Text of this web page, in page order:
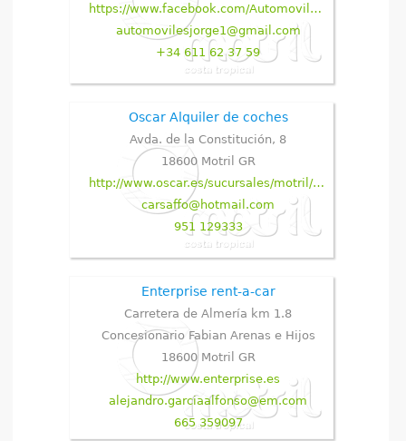
https://www.facebook.com/AutomovilesJorge/about
automovilesjorge1@gmail.com
+34 611 62 37 59
Oscar Alquiler de coches
Avda. de la Constitución, 8
18600 Motril GR
http://www.oscar.es/sucursales/motril/coche
carsaffo@hotmail.com
951 129333
Enterprise rent-a-car
Carretera de Almería km 1.8
Concesionario Fabian Arenas e Hijos
18600 Motril GR
http://www.enterprise.es
alejandro.garciaalfonso@em.com
665 359097